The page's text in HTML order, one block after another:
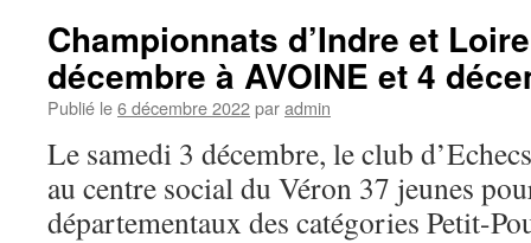
Championnats d’Indre et
décembre à AVOINE et 4
Publié le6 décembre 2022paradmin
Le samedi 3 décembre, le club
au centre social du Véron 37 jeunes
départementaux des catégories Petit-